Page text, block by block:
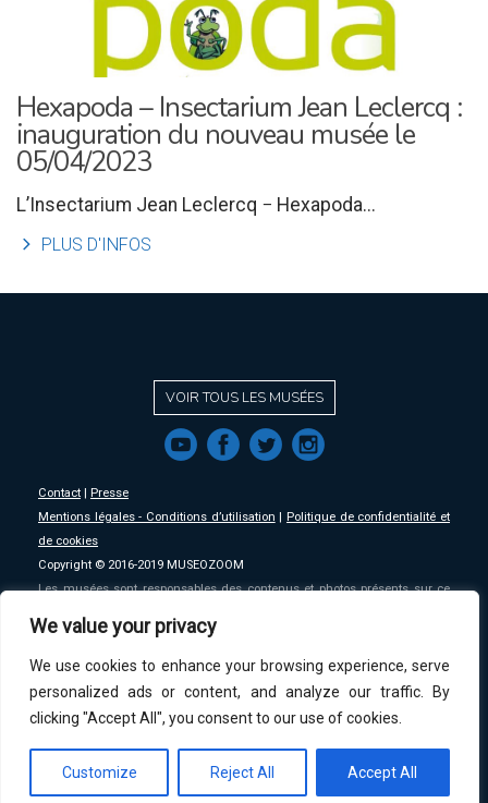
We value your privacy
We use cookies to enhance your browsing experience, serve
personalized ads or content, and analyze our traffic. By
clicking "Accept All", you consent to our use of cookies.
Customize Reject All Accept All
Hexapoda – Insectarium Jean Leclercq :
inauguration du nouveau musée le
05/04/2023
L’Insectarium Jean Leclercq − Hexapoda...
l PLUS D'INFOS
VOIR TOUS LES MUSÉES
f a b e
Contact | Presse
Mentions légales - Conditions d’utilisation | Politique de confidentialité et
de cookies
Copyright © 2016-2019 MUSEOZOOM
Les musées sont responsables des contenus et photos présents sur ce
An initative ofMSW.